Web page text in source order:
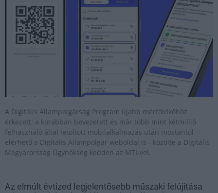
A Digitális Állampolgárság Program újabb mérföldkőhöz
érkezett: a korábban bevezetett és már több mint kétmillió
felhasználó által letöltött mobilalkalmazás után mostantól
elérhető a Digitális Állampolgár weboldal is - közölte a Digitális
Magyarország Ügynökség kedden az MTI-vel.
Az elmúlt évtized legjelentősebb műszaki felújítása